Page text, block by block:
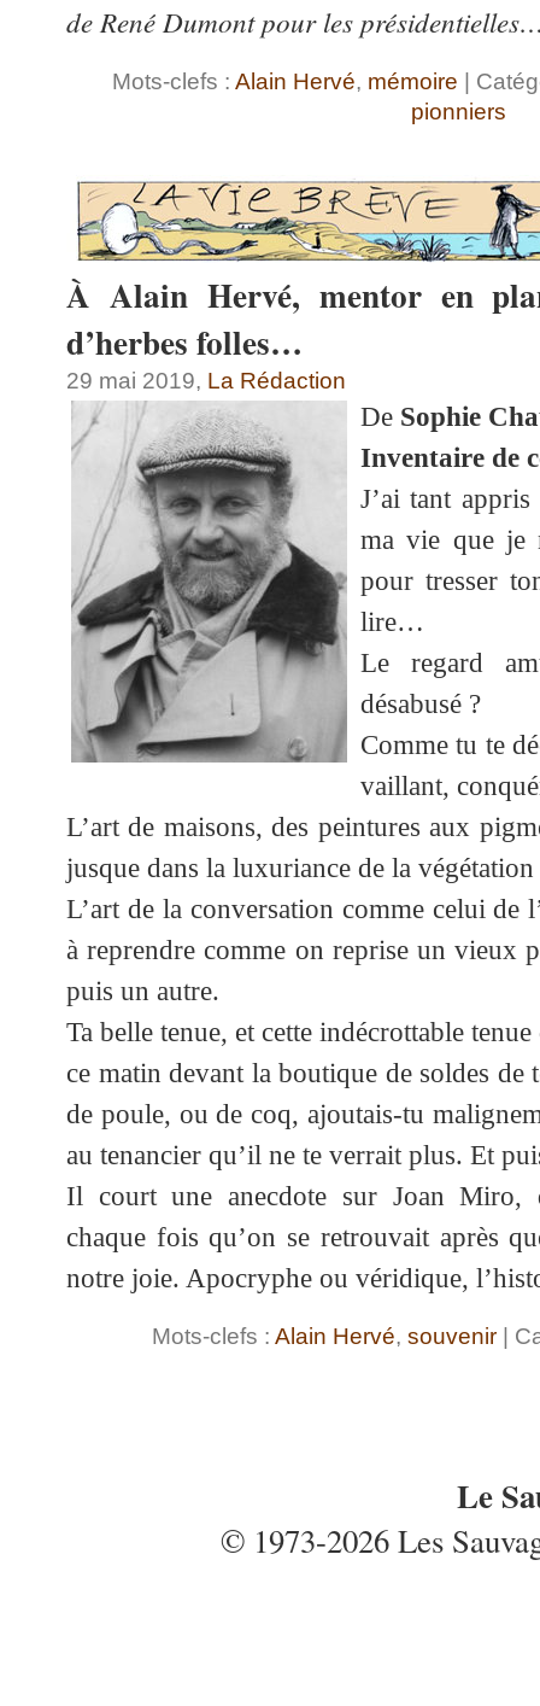
de René Dumont pour les
Mots-clefs : Alain Hervé, mémoire |
pionniers
À Alain Hervé, mentor en
d’herbes folles…
29 mai 2019, La Rédaction
De Sophie
Inventaire de
J’ai tant
ma vie que je
pour tresser
lire…
Le regard
désabusé ?
Comme tu te
vaillant,
L’art de maisons, des peintures aux
jusque dans la luxuriance de la végétation
L’art de la conversation comme celui de
à reprendre comme on reprise un vieux
puis un autre.
Ta belle tenue, et cette indécrottable
ce matin devant la boutique de soldes de
de poule, ou de coq, ajoutais-tu
au tenancier qu’il ne te verrait plus. Et
Il court une anecdote sur Joan Miro,
chaque fois qu’on se retrouvait après
notre joie. Apocryphe ou véridique,
Mots-clefs : Alain Hervé, souvenir|
Le
© 1973-2026 Les